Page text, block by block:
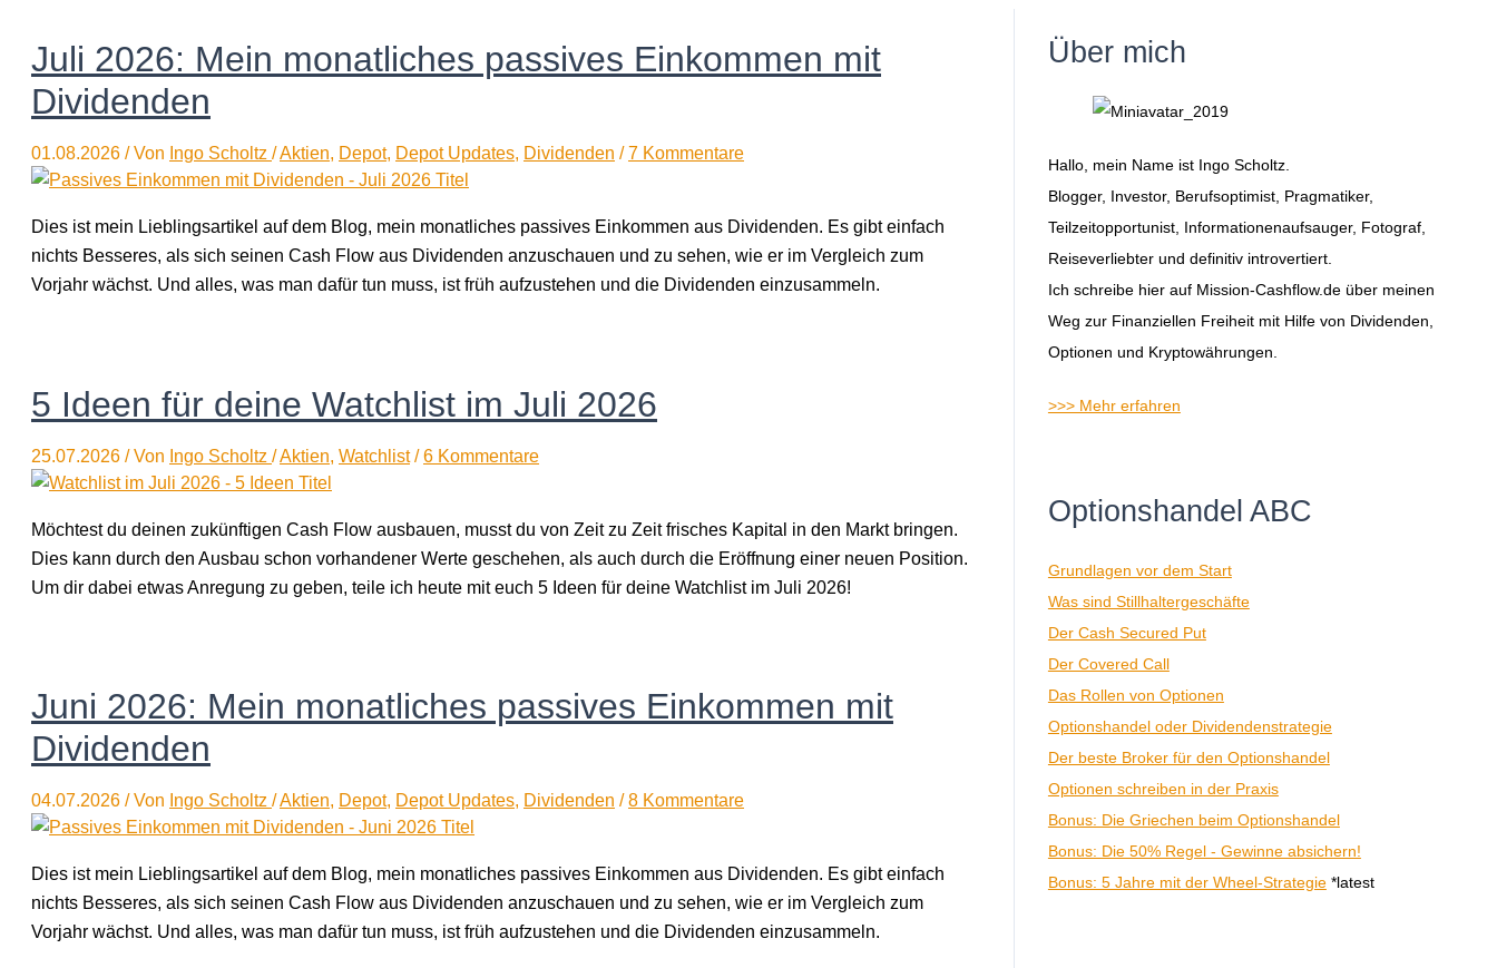
Juli 2026: Mein monatliches passives Einkommen mit
Dividenden
01.08.2026 / Von Ingo Scholtz /Aktien, Depot, Depot Updates, Dividenden /7 Kommentare
Dies ist mein Lieblingsartikel auf dem Blog, mein monatliches passives Einkommen aus Dividenden. Es gibt einfach
nichts Besseres, als sich seinen Cash Flow aus Dividenden anzuschauen und zu sehen, wie er im Vergleich zum
Vorjahr wächst. Und alles, was man dafür tun muss, ist früh aufzustehen und die Dividenden einzusammeln.
5 Ideen für deine Watchlist im Juli 2026
25.07.2026 / Von Ingo Scholtz /Aktien, Watchlist/6 Kommentare
Möchtest du deinen zukünftigen Cash Flow ausbauen, musst du von Zeit zu Zeit frisches Kapital in den Markt bringen.
Dies kann durch den Ausbau schon vorhandener Werte geschehen, als auch durch die Eröffnung einer neuen Position.
Um dir dabei etwas Anregung zu geben, teile ich heute mit euch 5 Ideen für deine Watchlist im Juli 2026!
Juni 2026: Mein monatliches passives Einkommen mit
Dividenden
04.07.2026 / Von Ingo Scholtz /Aktien, Depot, Depot Updates, Dividenden /8 Kommentare
Dies ist mein Lieblingsartikel auf dem Blog, mein monatliches passives Einkommen aus Dividenden. Es gibt einfach
nichts Besseres, als sich seinen Cash Flow aus Dividenden anzuschauen und zu sehen, wie er im Vergleich zum
Vorjahr wächst. Und alles, was man dafür tun muss, ist früh aufzustehen und die Dividenden einzusammeln.
Über mich
Hallo, mein Name ist Ingo Scholtz.
Blogger, Investor, Berufsoptimist, Pragmatiker,
Teilzeitopportunist, Informationenaufsauger, Fotograf,
Reiseverliebter und definitiv introvertiert.
Ich schreibe hier auf Mission-Cashflow.de über meinen
Weg zur Finanziellen Freiheit mit Hilfe von Dividenden,
Optionen und Kryptowährungen.
>>> Mehr erfahren
Optionshandel ABC
Grundlagen vor dem Start
Was sind Stillhaltergeschäfte
Der Cash Secured Put
Der Covered Call
Das Rollen von Optionen
Optionshandel oder Dividendenstrategie
Der beste Broker für den Optionshandel
Optionen schreiben in der Praxis
Bonus: Die Griechen beim Optionshandel
Bonus: Die 50% Regel - Gewinne absichern!
Bonus: 5 Jahre mit der Wheel-Strategie *latest